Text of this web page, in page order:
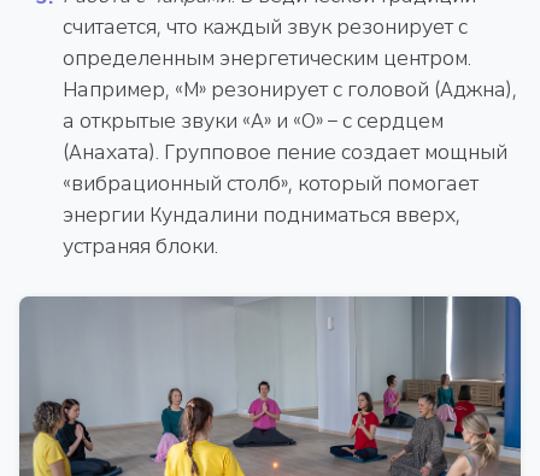
считается, что каждый звук резонирует с
определенным энергетическим центром.
Например, «М» резонирует с головой (Аджна),
а открытые звуки «А» и «О» – с сердцем
(Анахата). Групповое пение создает мощный
«вибрационный столб», который помогает
энергии Кундалини подниматься вверх,
устраняя блоки.